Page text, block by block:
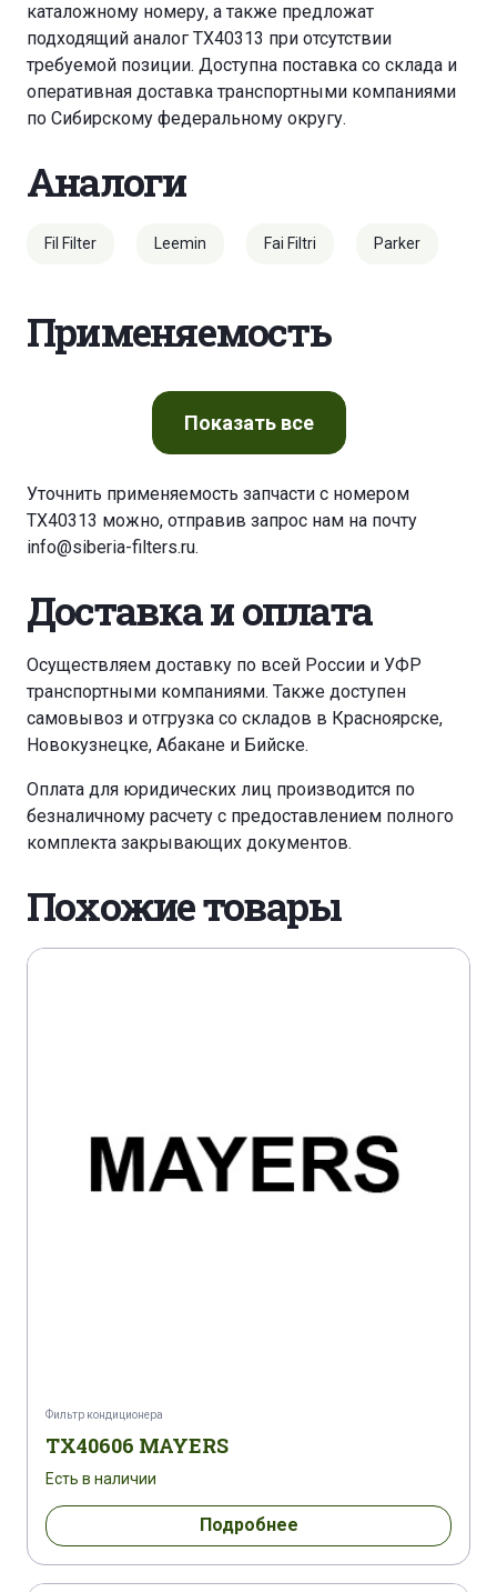
каталожному номеру, а также предложат
подходящий аналог TX40313 при отсутствии
требуемой позиции. Доступна поставка со склада и
оперативная доставка транспортными компаниями
по Сибирскому федеральному округу.
Аналоги
Fil Filter Leemin Fai Filtri Parker
Применяемость
Показатьвсе
Уточнить применяемость запчасти с номером
TX40313 можно, отправив запрос нам на почту
info@siberia-filters.ru.
Доставка и оплата
Осуществляем доставку по всей России и УФР
транспортными компаниями. Также доступен
самовывоз и отгрузка со складов в Красноярске,
Новокузнецке, Абакане и Бийске.
Оплата для юридических лиц производится по
безналичному расчету с предоставлением полного
комплекта закрывающих документов.
Похожие товары
Фильтр кондиционера
TX40606 MAYERS
Есть в наличии
Подробнее